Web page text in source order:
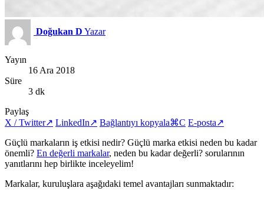
Doğukan D Yazar
Yayın
16 Ara 2018
Süre
3 dk
Paylaş
X / Twitter↗ LinkedIn↗ Bağlantıyı kopyala⌘C E-posta↗
Güçlü markaların iş etkisi nedir? Güçlü marka etkisi neden bu kadar
önemli? En değerli markalar, neden bu kadar değerli? sorularının
yanıtlarını hep birlikte inceleyelim!
Markalar, kuruluşlara aşağıdaki temel avantajları sunmaktadır: